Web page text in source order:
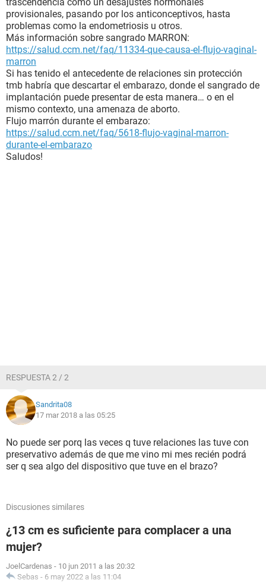
provisionales, pasando por los anticonceptivos, hasta
problemas como la endometriosis u otros.
Más información sobre sangrado MARRON:
https://salud.ccm.net/faq/11334-que-causa-el-flujo-vaginal-
marron
Si has tenido el antecedente de relaciones sin protección
tmb habría que descartar el embarazo, donde el sangrado de
implantación puede presentar de esta manera… o en el
mismo contexto, una amenaza de aborto.
Flujo marrón durante el embarazo:
https://salud.ccm.net/faq/5618-flujo-vaginal-marron-
durante-el-embarazo
Saludos!
RESPUESTA 2 / 2
Sandrita08
17 mar 2018 a las 05:25
No puede ser porq las veces q tuve relaciones las tuve con
preservativo además de que me vino mi mes recién podrá
ser q sea algo del dispositivo que tuve en el brazo?
Discusiones similares
¿13 cm es suficiente para complacer a una
mujer?
JoelCardenas - 10 jun 2011 a las 20:32
Sebas - 6 may 2022 a las 11:04